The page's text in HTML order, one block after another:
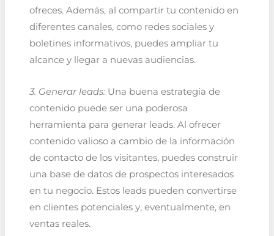
ofreces. Además, al compartir tu contenido en
diferentes canales, como redes sociales y
boletines informativos, puedes ampliar tu
alcance y llegar a nuevas audiencias.
3. Generar leads:Una buena estrategia de
contenido puede ser una poderosa
herramienta para generar leads. Al ofrecer
contenido valioso a cambio de la información
de contacto de los visitantes, puedes construir
una base de datos de prospectos interesados
en tu negocio. Estos leads pueden convertirse
en clientes potenciales y, eventualmente, en
ventas reales.